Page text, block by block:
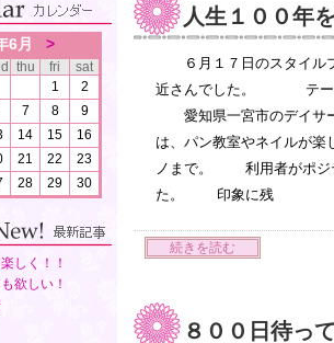
人生１００年
６月１７日のスタイル
近さんでした。 テーマ
愛知県一宮市のデイサ
は、パン教室やネイルが
ノまで。 利用者がポジ
た。 印象に残
続きを読む
８００日待っ
6月 >
thu fri
sat
1
2
7 8
9
14 15
16
21 22
23
28 29 30
しく！！
欲しい！